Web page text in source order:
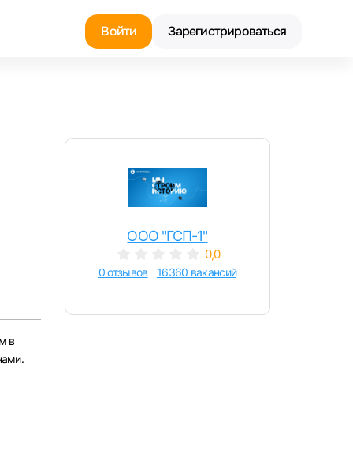
Войти Зарегистрироваться
в
ООО "ГСП-1"
0,0
0 отзывов 16360 вакансий